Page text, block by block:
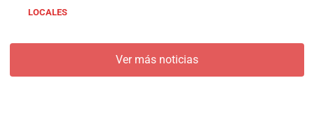
LOCALES
Ver más noticias